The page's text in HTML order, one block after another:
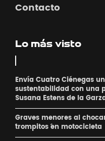
Contacto
Lo más visto
Envía Cuatro Ciénegas
sustentabilidad con una
Susana Estens de la
Graves menores al
´trompitos ´en motocicleta